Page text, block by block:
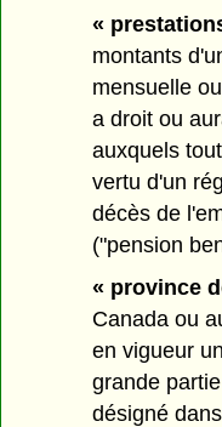
«
montants
mensuelle
a droit ou
auxquels
vertu d'un
décès de
("pension
« province
Canada ou
en vigueur
grande
désigné